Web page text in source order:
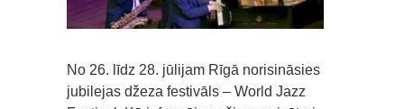
No 26. līdz 28. jūlijam Rīgā norisināsies
jubilejas džeza festivāls – World Jazz